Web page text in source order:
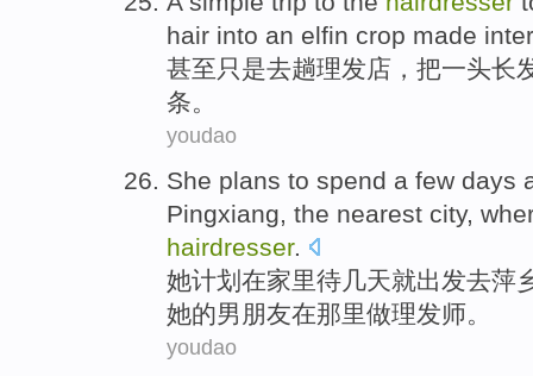
hair into an elfin crop made
甚至只是去趟理发店 ，把一头长
条。
youdao
She plans to spend a few days
Pingxiang, the nearest city,
hairdresser.
她计划 在家里待几天就出发去萍
她的男朋友在那里做理发师。
youdao